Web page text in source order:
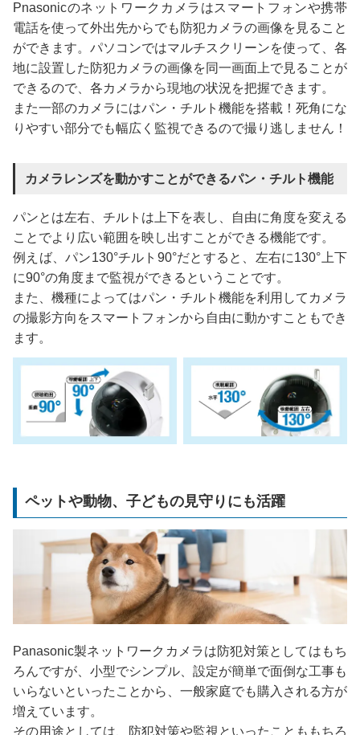
Pnasonicのネットワークカメラはスマートフォンや携帯
電話を使って外出先からでも防犯カメラの画像を見ること
ができます。パソコンではマルチスクリーンを使って、各
地に設置した防犯カメラの画像を同一画面上で見ることが
できるので、各カメラから現地の状況を把握できます。
また一部のカメラにはパン・チルト機能を搭載！死角にな
りやすい部分でも幅広く監視できるので撮り逃しません！
カメラレンズを動かすことができるパン・チルト機能
パンとは左右、チルトは上下を表し、自由に角度を変える
ことでより広い範囲を映し出すことができる機能です。
例えば、パン130°チルト90°だとすると、左右に130°上下
に90°の角度まで監視ができるということです。
また、機種によってはパン・チルト機能を利用してカメラ
の撮影方向をスマートフォンから自由に動かすこともでき
ます。
ペットや動物、子どもの見守りにも活躍
Panasonic製ネットワークカメラは防犯対策としてはもち
ろんですが、小型でシンプル、設定が簡単で面倒な工事も
いらないといったことから、一般家庭でも購入される方が
増えています。
その用途としては、防犯対策や監視といったことももちろ